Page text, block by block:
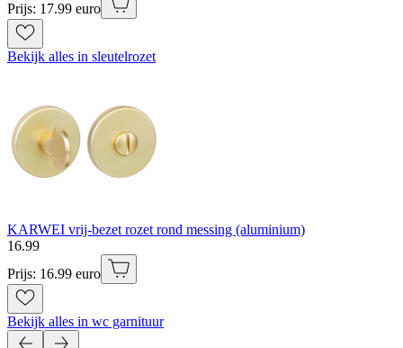
Prijs: 17.99 euro
Bekijk alles in sleutelrozet
KARWEI vrij-bezet rozet rond messing (aluminium)
16.99
Prijs: 16.99 euro
Bekijk alles in wc garnituur